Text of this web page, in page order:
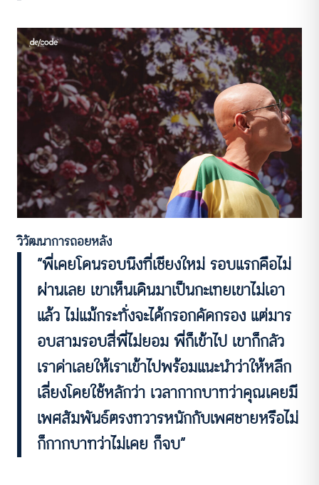
วิวัฒนาการถอยหลัง
“พี่เคยโดนรอบนึงที่เชียงใหม่ รอบแรกคือไม่
ผ่านเลย เขาเห็นเดินมาเป็นกะเทยเขาไม่เอา
แล้ว ไม่แม้กระทั่งจะได้กรอกคัดกรอง แต่มาร
อบสามรอบสี่พี่ไม่ยอม พี่ก็เข้าไป เขาก็กลัว
เราด่าเลยให้เราเข้าไปพร้อมแนะนำว่าให้หลีก
เลี่ยงโดยใช้หลักว่า เวลากากบาทว่าคุณเคยมี
เพศสัมพันธ์ตรงทวารหนักกับเพศชายหรือไม่
ก็กากบาทว่าไม่เคย ก็จบ”